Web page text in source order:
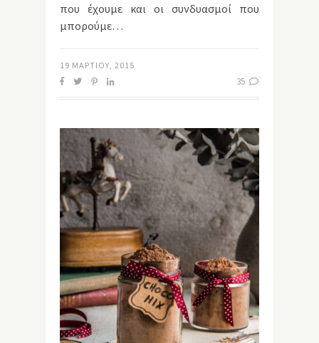
που έχουμε και οι συνδυασμοί που
μπορούμε…
19 ΜΑΡΤΊΟΥ, 2015
35